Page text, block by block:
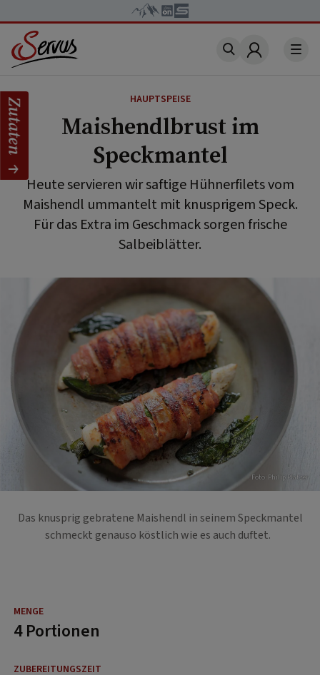
Account
HAUPTSPEISE
Maishendlbrust im
Speckmantel
Heute servieren wir saftige Hühnerfilets vom
Maishendl ummantelt mit knusprigem Speck.
Für das Extra im Geschmack sorgen frische
Salbeiblätter.
Foto: Philip Platzer
Das knusprig gebratene Maishendl in seinem Speckmantel
schmeckt genauso köstlich wie es auch duftet.
4 Portionen
Zutaten